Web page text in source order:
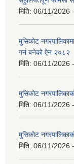
मिति: 06/11/2026
मुसिकोट
गर्न बनेको ऐन २०८२
मिति: 06/11/2026
मुसिकोट
मिति: 06/11/2026
मुसिकोट
मिति: 06/11/2026